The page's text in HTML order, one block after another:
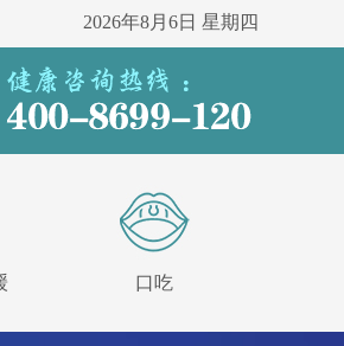
2026年8月6日 星期四
口吃